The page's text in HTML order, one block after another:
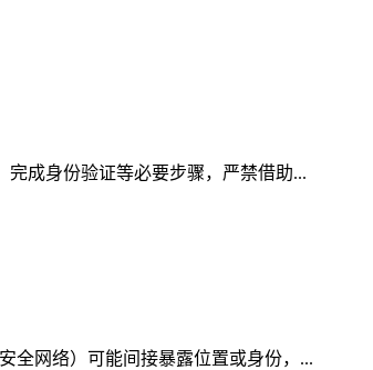
成身份验证等必要步骤，严禁借助...
全网络）可能间接暴露位置或身份，...